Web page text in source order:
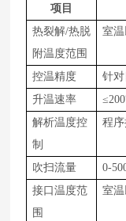
项目
热裂解/热脱
附温度范围
室
控温精度 针
升温速率
≤200
解析温度控
制
程
吹扫流量 0-
接口温度范
围
室